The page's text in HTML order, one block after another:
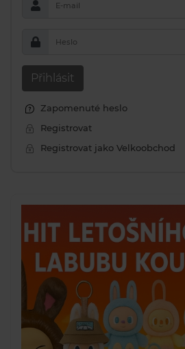
E-mail
Heslo
Přihlásit
Zapomenuté heslo
Registrovat
Registrovat jako Velkoobchod